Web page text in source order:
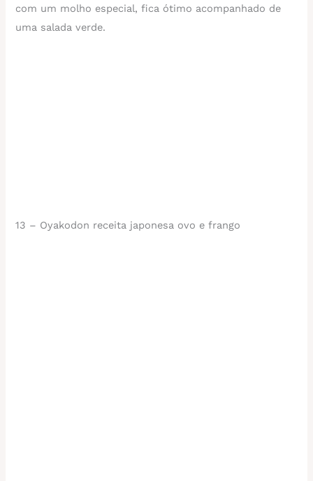
com um molho especial, fica ótimo acompanhado de
uma salada verde.
13 – Oyakodon receita japonesa ovo e frango